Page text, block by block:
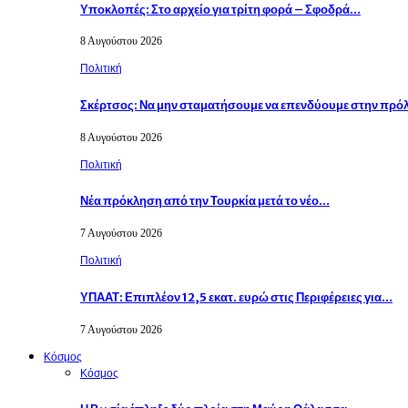
Υποκλοπές: Στο αρχείο για τρίτη φορά – Σφοδρά…
8 Αυγούστου 2026
Πολιτική
Σκέρτσος: Να μην σταματήσουμε να επενδύουμε στην
8 Αυγούστου 2026
Πολιτική
Νέα πρόκληση από την Τουρκία μετά το νέο…
7 Αυγούστου 2026
Πολιτική
ΥΠΑΑΤ: Επιπλέον 12,5 εκατ. ευρώ στις Περιφέρειες για…
7 Αυγούστου 2026
Κόσμος
Κόσμος